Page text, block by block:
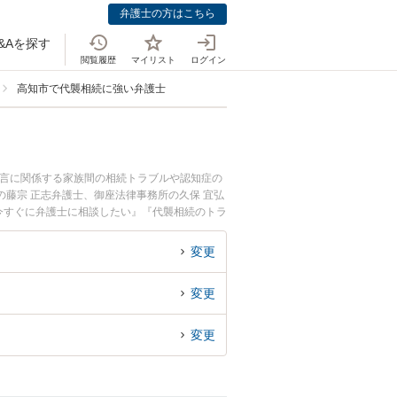
弁護士の方はこちら
を探す
閲覧履歴 マイリスト ログイン
高知市で代襲相続に強い弁護士
に関係する家族間の相続トラブルや認知症の
宗 正志弁護士、御座法律事務所の久保 宜弘
ぐに弁護士に相談したい』『代襲相続のトラ
などでお困りの相談者さんにおすすめです。
変更
変更
変更